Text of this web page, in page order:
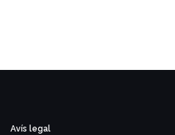
Avís legal